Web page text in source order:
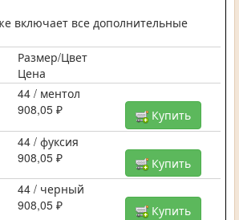
включает все дополнительные
Размер/Цвет
Цена
44 / ментол
908,05 ₽
Купить
44 / фуксия
908,05 ₽
Купить
44 / черный
908,05 ₽
Купить